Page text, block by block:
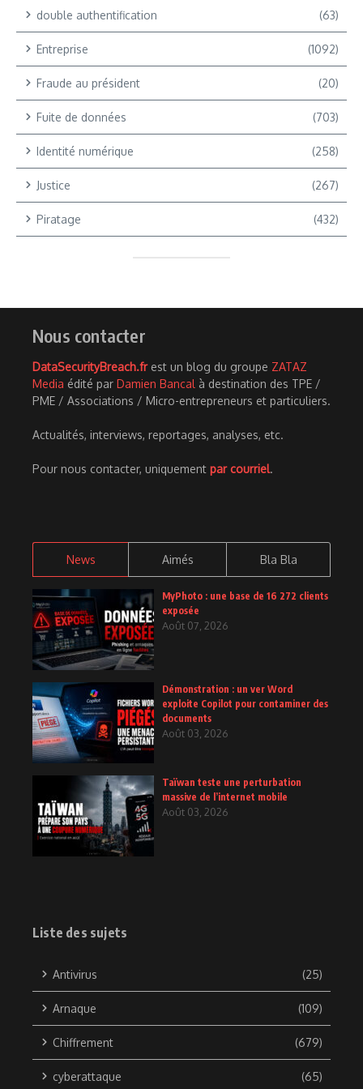
double authentification (63)
Entreprise (1092)
Fraude au président (20)
Fuite de données (703)
Identité numérique (258)
Justice (267)
Piratage (432)
Nous contacter
DataSecurityBreach.frest un blog du groupe ZATAZ
Media édité par Damien Bancal à destination des TPE /
PME / Associations / Micro-entrepreneurs et particuliers.
Actualités, interviews, reportages, analyses, etc.
Pour nous contacter, uniquement par courriel.
News Aimés Bla Bla
MyPhoto : une base de 16 272 clients
exposée
Août 07, 2026
Démonstration : un ver Word
exploite Copilot pour contaminer des
documents
Août 03, 2026
Taïwan teste une perturbation
massive de l’internet mobile
Août 03, 2026
Liste des sujets
Antivirus (25)
Arnaque (109)
Chiffrement (679)
cyberattaque (65)